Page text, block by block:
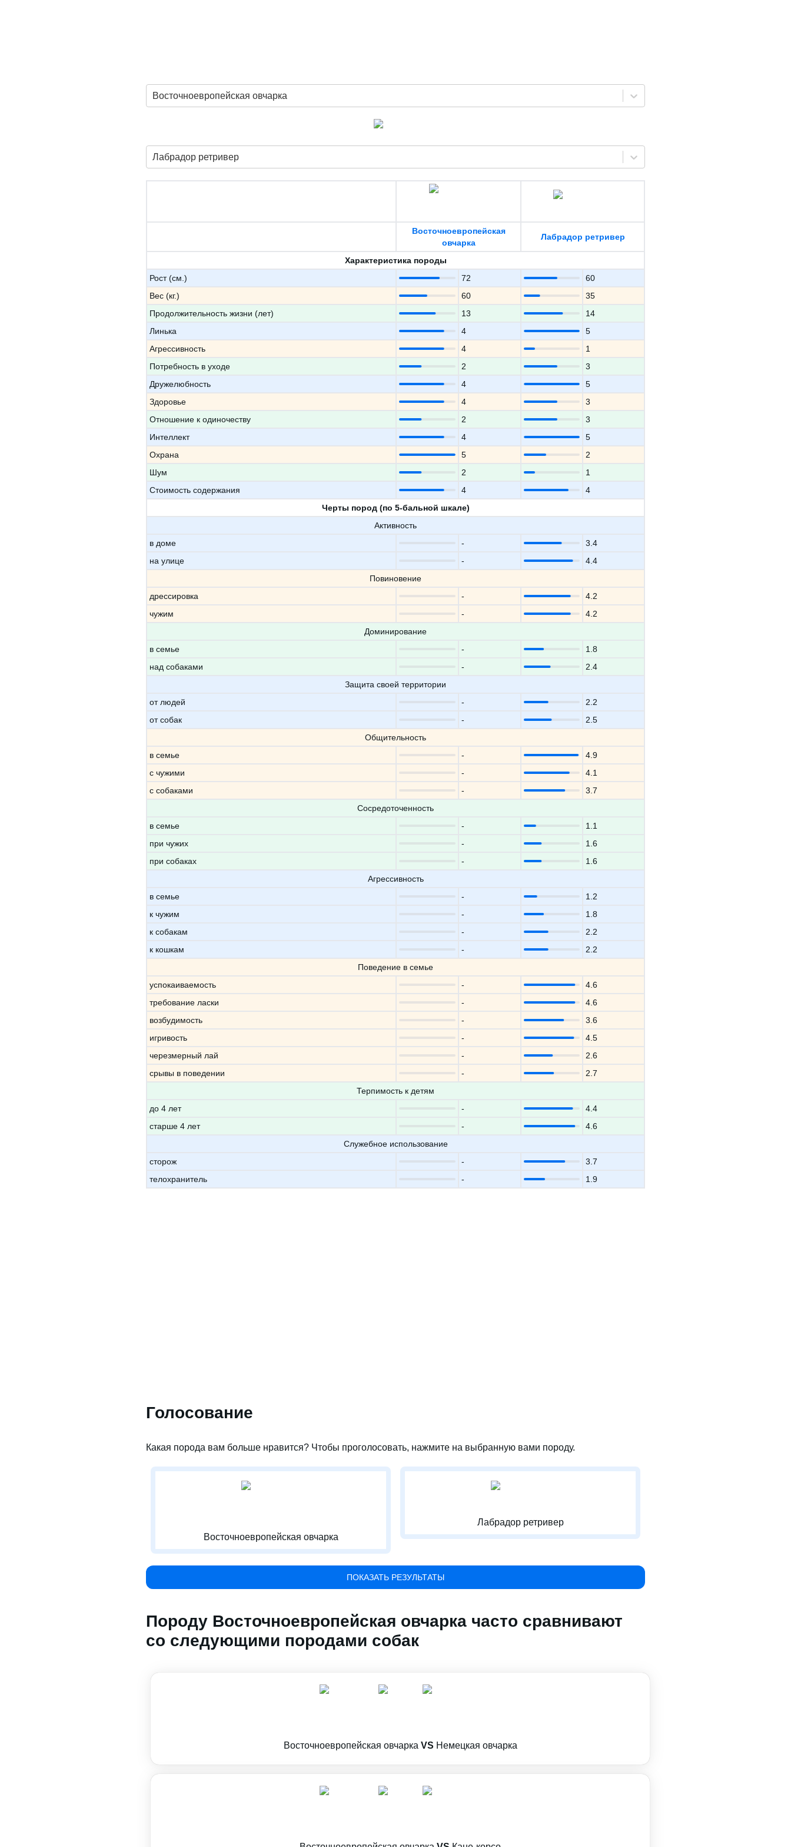
Восточноевропейская овчарка
Лабрадор ретривер
Восточноевропейская
овчарка
Лабрадор ретривер
Характеристика породы
Рост (см.)
72
60
Вес (кг.)
60
35
Продолжительность жизни (лет)
13
14
Линька
4
5
Агрессивность
4
1
Потребность в уходе
2
3
Дружелюбность
4
5
Здоровье
4
3
Отношение к одиночеству
2
3
Интеллект
4
5
Охрана
5
2
Шум
2
1
Стоимость содержания
4
4
Черты пород (по 5-бальной шкале)
Активность
в доме
-
3.4
на улице
-
4.4
Повиновение
дрессировка
-
4.2
чужим
-
4.2
Доминирование
в семье
-
1.8
над собаками
-
2.4
Защита своей территории
от людей
-
2.2
от собак
-
2.5
Общительность
в семье
-
4.9
с чужими
-
4.1
с собаками
-
3.7
Сосредоточенность
в семье
-
1.1
при чужих
-
1.6
при собаках
-
1.6
Агрессивность
в семье
-
1.2
к чужим
-
1.8
к собакам
-
2.2
к кошкам
-
2.2
Поведение в семье
успокаиваемость
-
4.6
требование ласки
-
4.6
возбудимость
-
3.6
игривость
-
4.5
черезмерный лай
-
2.6
срывы в поведении
-
2.7
Терпимость к детям
до 4 лет
-
4.4
старше 4 лет
-
4.6
Служебное использование
сторож
-
3.7
телохранитель
- 1.9
Голосование
Какая порода вам больше нравится? Чтобы проголосовать, нажмите на выбранную вами породу.
Восточноевропейская овчарка
Лабрадор ретривер
ПОКАЗАТЬ РЕЗУЛЬТАТЫ
Породу Восточноевропейская овчарка часто сравнивают
со следующими породами собак
Восточноевропейская овчарка VS Немецкая овчарка